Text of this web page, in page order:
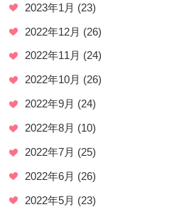
2023年1月 (23)
2022年12月 (26)
2022年11月 (24)
2022年10月 (26)
2022年9月 (24)
2022年8月 (10)
2022年7月 (25)
2022年6月 (26)
2022年5月 (23)